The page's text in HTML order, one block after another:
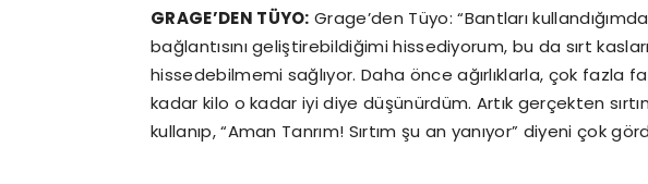
GRAGE’DEN TÜYO: Grage’den Tüyo: “Bantları
bağlantısını geliştirebildiğimi hissediyorum, bu da sırt
hissedebilmemi sağlıyor. Daha önce ağırlıklarla, çok fazla
kadar kilo o kadar iyi diye düşünürdüm. Artık gerçekten
kullanıp, “Aman Tanrım! Sırtım şu an yanıyor” diyeni çok